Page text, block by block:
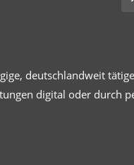
deutschlandweit
digital oder durch